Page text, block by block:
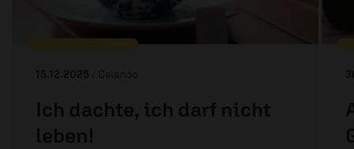
15.12.2025 / Calando
Ich dachte, ich darf nicht
leben!